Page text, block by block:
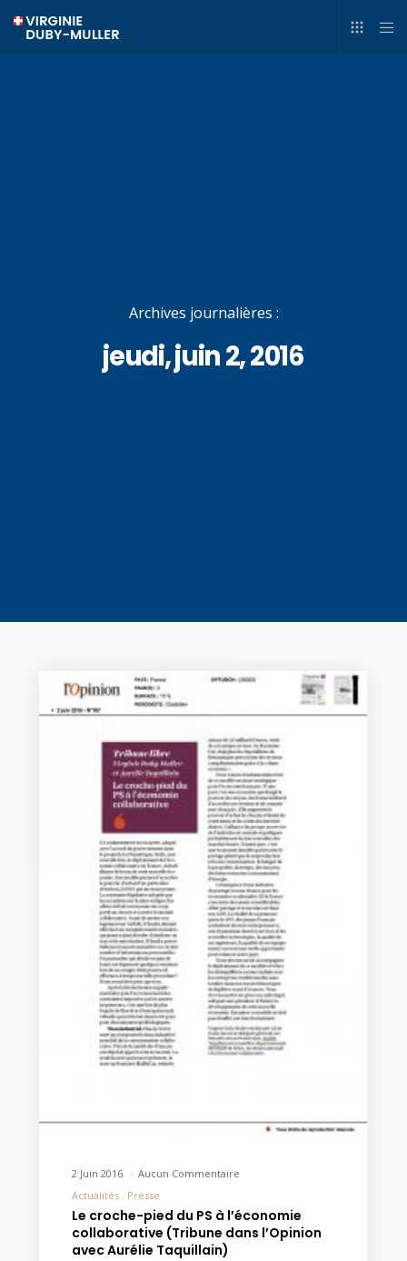
Archives journalières :
jeudi, juin 2, 2016
2 Juin 2016
Aucun Commentaire
Actualités
Presse
Le croche-pied du PS à l’économie
collaborative (Tribune dans l’Opinion
avec Aurélie Taquillain)